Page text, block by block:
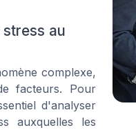
au
complexe,
facteurs. Pour
d'analyser
auxquelles les